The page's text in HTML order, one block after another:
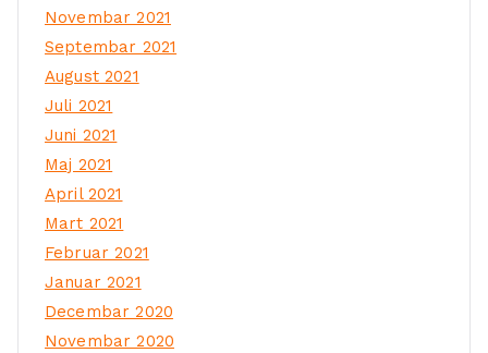
Novembar 2021
Septembar 2021
August 2021
Juli 2021
Juni 2021
Maj 2021
April 2021
Mart 2021
Februar 2021
Januar 2021
Decembar 2020
Novembar 2020